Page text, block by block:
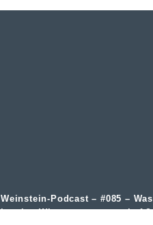
Weinstein-Podcast – #085 – Was
ist eine Winzergenossenschaft?